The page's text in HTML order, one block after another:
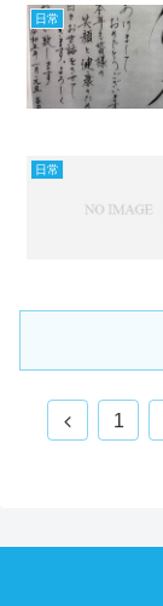
日常
日常
前
1